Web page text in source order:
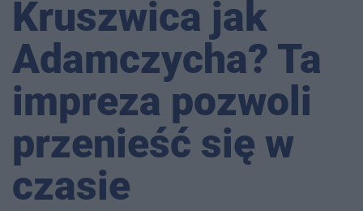
Kruszwica jak
Adamczycha? Ta
impreza pozwoli
przenieść się w
czasie